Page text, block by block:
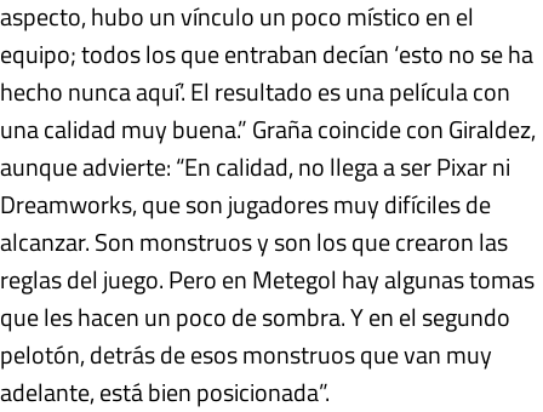
aspecto, hubo un vínculo un poco místico en el
equipo; todos los que entraban decían ‘esto no se ha
hecho nunca aquí’. El resultado es una película con
una calidad muy buena.” Graña coincide con Giraldez,
aunque advierte: “En calidad, no llega a ser Pixar ni
Dreamworks, que son jugadores muy difíciles de
alcanzar. Son monstruos y son los que crearon las
reglas del juego. Pero en Metegol hay algunas tomas
que les hacen un poco de sombra. Y en el segundo
pelotón, detrás de esos monstruos que van muy
adelante, está bien posicionada”.